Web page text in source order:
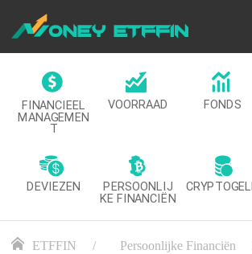
FINANCIEEL
MANAGEMEN
T
VOORRAAD FONDS
DEVIEZEN PERSOONLIJ
KE FINANCIËN
ETFFIN Persoonlijke Financiën